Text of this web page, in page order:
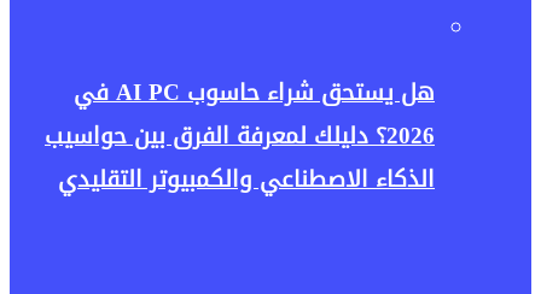
هل يستحق شراء حاسوب AI PC في
2026؟ دليلك لمعرفة الفرق بين حواسيب
الذكاء الاصطناعي والكمبيوتر التقليدي